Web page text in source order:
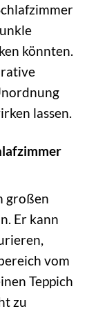
könnten.
lassen.
großen
Er kann
vom
Teppich
zu